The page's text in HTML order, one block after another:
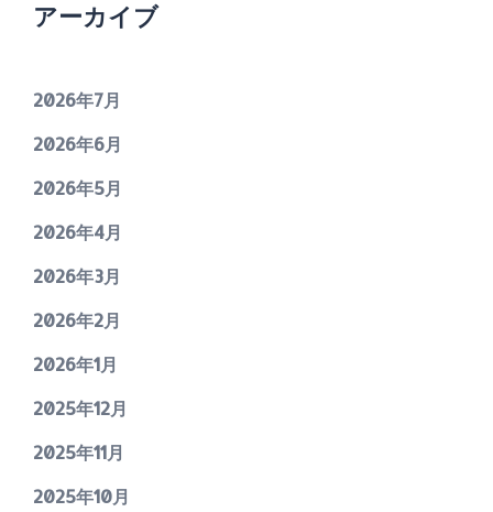
アーカイブ
2026年7月
2026年6月
2026年5月
2026年4月
2026年3月
2026年2月
2026年1月
2025年12月
2025年11月
2025年10月